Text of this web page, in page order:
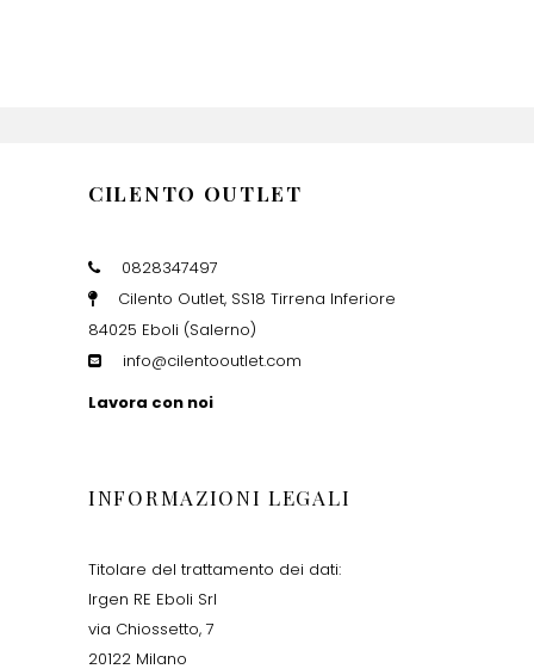
CILENTO OUTLET
0828347497
Cilento Outlet, SS18 Tirrena Inferiore
84025 Eboli (Salerno)
info@cilentooutlet.com
Lavora con noi
INFORMAZIONI LEGALI
Titolare del trattamento dei dati:
Irgen RE Eboli Srl
via Chiossetto, 7
20122 Milano